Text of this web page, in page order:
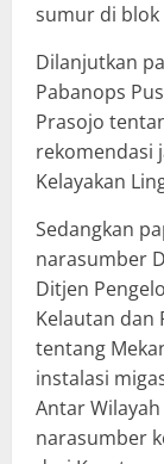
sumur di blok
Dilanjutkan
Pabanops
Prasojo
rekomendasi
Kelayakan
Sedangkan
narasumber
Ditjen
Kelautan dan
tentang
instalasi
Antar Wilayah
narasumber